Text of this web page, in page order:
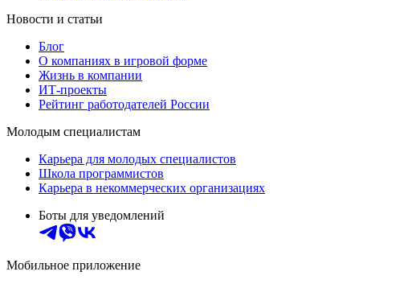
Новости и статьи
Блог
О компаниях в игровой форме
Жизнь в компании
ИТ-проекты
Рейтинг работодателей России
Молодым специалистам
Карьера для молодых специалистов
Школа программистов
Карьера в некоммерческих организациях
Боты для уведомлений
Мобильное приложение